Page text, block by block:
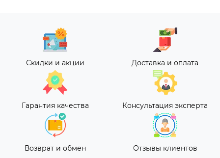
Скидки и акции Доставка и оплата
Гарантия качества Консультация эксперта
Возврат и обмен Отзывы клиентов